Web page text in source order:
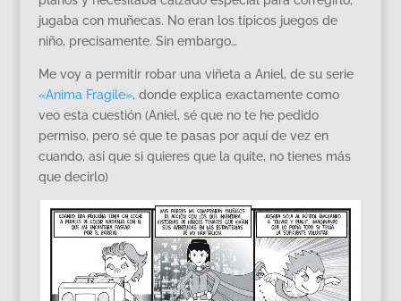
jugaba con muñecas. No eran los típicos juegos de
niño, precisamente. Sin embargo…
Me voy a permitir robar una viñeta a Aniel, de su serie
«Anima Fragile», donde explica exactamente como
veo esta cuestión (Aniel, sé que no te he pedido
permiso, pero sé que te pasas por aquí de vez en
cuando, así que si quieres que la quite, no tienes más
que decirlo)